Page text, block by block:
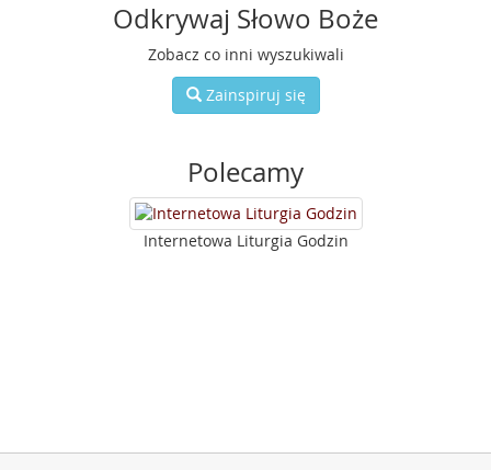
Odkrywaj Słowo Boże
Zobacz co inni wyszukiwali
Zainspiruj się
Polecamy
Internetowa Liturgia Godzin